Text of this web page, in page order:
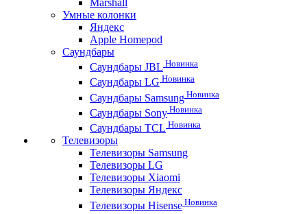
Умные колонки
Яндекс
Apple Homepod
Саундбары
Саундбары JBL Новинка
Саундбары LG Новинка
Саундбары Samsung Новинка
Саундбары Sony Новинка
Саундбары TCL Новинка
Телевизоры
Телевизоры Samsung
Телевизоры LG
Телевизоры Xiaomi
Телевизоры Яндекс
Телевизоры Hisense Новинка